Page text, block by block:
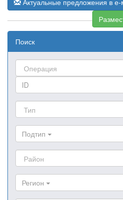
Актуальные предложения в
Поиск
Подтип
Регион